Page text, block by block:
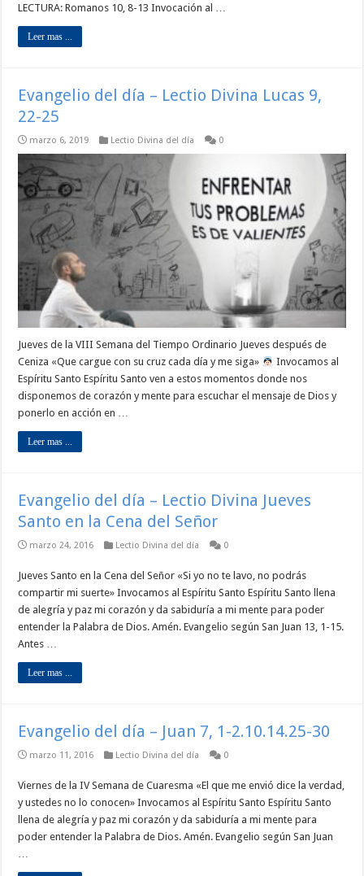
LECTURA: Romanos 10, 8-13 Invocación al …
Leer mas ...
Evangelio del día – Lectio Divina Lucas 9,
22-25
marzo 6, 2019 Lectio Divina del día 0
Jueves de la VIII Semana del Tiempo Ordinario Jueves después de
Ceniza «Que cargue con su cruz cada día y me siga»
Invocamos al
Espíritu Santo Espíritu Santo ven a estos momentos donde nos
disponemos de corazón y mente para escuchar el mensaje de Dios y
ponerlo en acción en …
Leer mas ...
Evangelio del día – Lectio Divina Jueves
Santo en la Cena del Señor
marzo 24, 2016 Lectio Divina del día 0
Jueves Santo en la Cena del Señor «Si yo no te lavo, no podrás
compartir mi suerte» Invocamos al Espíritu Santo Espíritu Santo llena
de alegría y paz mi corazón y da sabiduría a mi mente para poder
entender la Palabra de Dios. Amén. Evangelio según San Juan 13, 1-15.
Antes …
Leer mas ...
Evangelio del día – Juan 7, 1-2.10.14.25-30
marzo 11, 2016 Lectio Divina del día 0
Viernes de la IV Semana de Cuaresma «El que me envió dice la verdad,
y ustedes no lo conocen» Invocamos al Espíritu Santo Espíritu Santo
llena de alegría y paz mi corazón y da sabiduría a mi mente para
poder entender la Palabra de Dios. Amén. Evangelio según San Juan
…